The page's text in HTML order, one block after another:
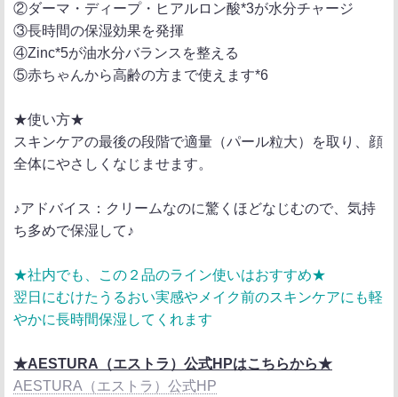
②ダーマ・ディープ・ヒアルロン酸*3が水分チャージ
③長時間の保湿効果を発揮
④Zinc*5が油水分バランスを整える
⑤赤ちゃんから高齢の方まで使えます*6
★使い方★
スキンケアの最後の段階で適量（パール粒大）を取り、顔
全体にやさしくなじませます。
♪アドバイス：クリームなのに驚くほどなじむので、気持
ち多めで保湿して♪
★社内でも、この２品のライン使いはおすすめ★
翌日にむけたうるおい実感やメイク前のスキンケアにも軽
やかに長時間保湿してくれます
★AESTURA（エストラ）公式HPはこちらから★
AESTURA（エストラ）公式HP